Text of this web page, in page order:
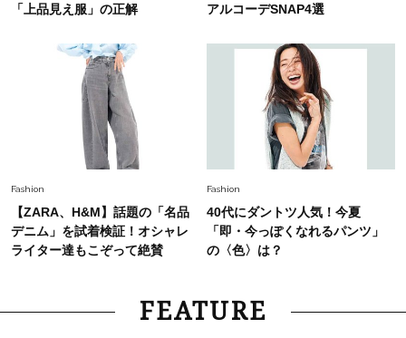
「上品見え服」の正解
アルコーデSNAP4選
Fashion
【ZARA、H&M】話題の「名品
デニム」を試着検証！オシャレ
ライター達もこぞって絶賛
Fashion
40代にダントツ人気！今夏
「即・今っぽくなれるパンツ」
の〈色〉は？
FEATURE